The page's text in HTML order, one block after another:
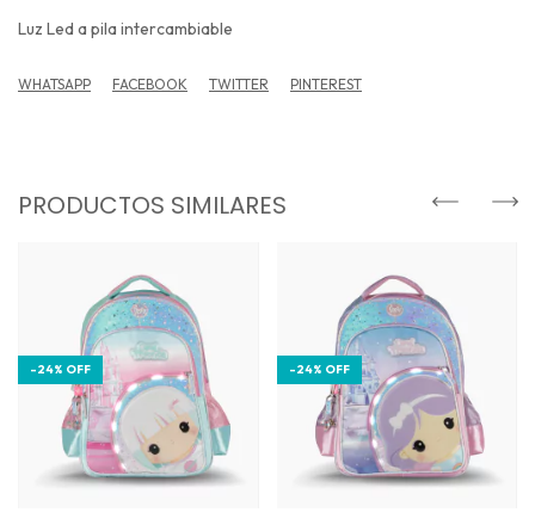
Luz Led a pila intercambiable
WHATSAPP FACEBOOK TWITTER PINTEREST
PRODUCTOS SIMILARES
-24% OFF -24% OFF